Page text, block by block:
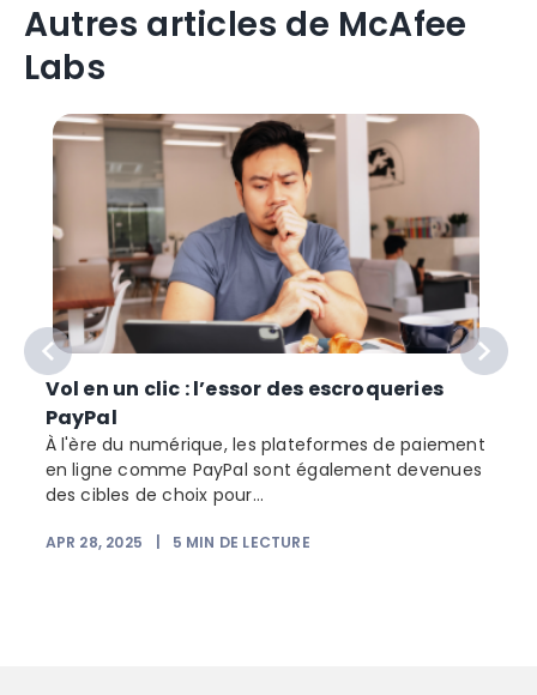
Autres articles de McAfee
Labs
Vol en un clic : l’essor des escroqueries
PayPal
À l'ère du numérique, les plateformes de paiement
en ligne comme PayPal sont également devenues
des cibles de choix pour...
APR 28, 2025 5 MIN DE LECTURE